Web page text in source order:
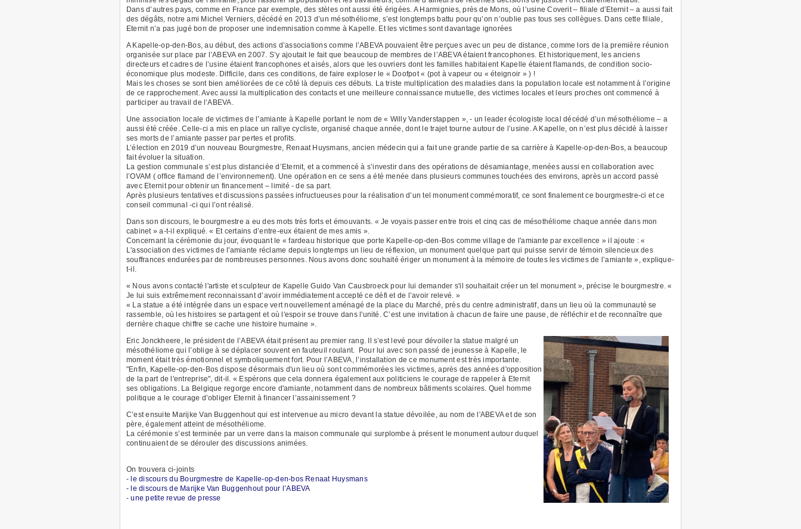
Dans d’autres pays, comme en France par exemple, des stèles ont aussi été érigées. A Harmignies, près de Mons, où l’usine Coverit – filiale d’Eternit – a aussi fait
des dégâts, notre ami Michel Verniers, décédé en 2013 d’un mésothéliome, s’est longtemps battu pour qu’on n’oublie pas tous ses collègues. Dans cette filiale,
Eternit n’a pas jugé bon de proposer une indemnisation comme à Kapelle. Et les victimes sont davantage ignorées
A Kapelle-op-den-Bos, au début, des actions d’associations comme l’ABEVA pouvaient être perçues avec un peu de distance, comme lors de la première réunion
organisée sur place par l’ABEVA en 2007. S’y ajoutait le fait que beaucoup de membres de l’ABEVA étaient francophones. Et historiquement, les anciens
directeurs et cadres de l’usine étaient francophones et aisés, alors que les ouvriers dont les familles habitaient Kapelle étaient flamands, de condition socio-
économique plus modeste. Difficile, dans ces conditions, de faire exploser le « Doofpot « (pot à vapeur ou « éteignoir » ) !
Mais les choses se sont bien améliorées de ce côté là depuis ces débuts. La triste multiplication des maladies dans la population locale est notamment à l’origine
de ce rapprochement. Avec aussi la multiplication des contacts et une meilleure connaissance mutuelle, des victimes locales et leurs proches ont commencé à
participer au travail de l’ABEVA.
Une association locale de victimes de l’amiante à Kapelle portant le nom de « Willy Vanderstappen », - un leader écologiste local décédé d’un mésothéliome – a
aussi été créée. Celle-ci a mis en place un rallye cycliste, organisé chaque année, dont le trajet tourne autour de l’usine. A Kapelle, on n’est plus décidé à laisser
ses morts de l’amiante passer par pertes et profits.
L’élection en 2019 d’un nouveau Bourgmestre, Renaat Huysmans, ancien médecin qui a fait une grande partie de sa carrière à Kapelle-op-den-Bos, a beaucoup
fait évoluer la situation.
La gestion communale s’est plus distanciée d’Eternit, et a commencé à s’investir dans des opérations de désamiantage, menées aussi en collaboration avec
l’OVAM ( office flamand de l’environnement). Une opération en ce sens a été menée dans plusieurs communes touchées des environs, après un accord passé
avec Eternit pour obtenir un financement – limité - de sa part.
Après plusieurs tentatives et discussions passées infructueuses pour la réalisation d’un tel monument commémoratif, ce sont finalement ce bourgmestre-ci et ce
conseil communal -ci qui l’ont réalisé.
Dans son discours, le bourgmestre a eu des mots très forts et émouvants. « Je voyais passer entre trois et cinq cas de mésothéliome chaque année dans mon
cabinet » a-t-il expliqué. « Et certains d’entre-eux étaient de mes amis ».
Concernant la cérémonie du jour, évoquant le « fardeau historique que porte Kapelle-op-den-Bos comme village de l'amiante par excellence » il ajoute : «
L'association des victimes de l'amiante réclame depuis longtemps un lieu de réflexion, un monument quelque part qui puisse servir de témoin silencieux des
souffrances endurées par de nombreuses personnes. Nous avons donc souhaité ériger un monument à la mémoire de toutes les victimes de l’amiante », explique-
t-il.
« Nous avons contacté l'artiste et sculpteur de Kapelle Guido Van Causbroeck pour lui demander s'il souhaitait créer un tel monument », précise le bourgmestre. «
Je lui suis extrêmement reconnaissant d’avoir immédiatement accepté ce défi et de l’avoir relevé. »
« La statue a été intégrée dans un espace vert nouvellement aménagé de la place du Marché, près du centre administratif, dans un lieu où la communauté se
rassemble, où les histoires se partagent et où l'espoir se trouve dans l'unité. C’est une invitation à chacun de faire une pause, de réfléchir et de reconnaître que
derrière chaque chiffre se cache une histoire humaine ».
Eric Jonckheere, le président de l’ABEVA était présent au premier rang. Il s’est levé pour dévoiler la statue malgré un
mésothéliome qui l’oblige à se déplacer souvent en fauteuil roulant. Pour lui avec son passé de jeunesse à Kapelle, le
moment était très émotionnel et symboliquement fort. Pour l’ABEVA, l’installation de ce monument est très importante.
"Enfin, Kapelle-op-den-Bos dispose désormais d'un lieu où sont commémorées les victimes, après des années d'opposition
de la part de l'entreprise", dit-il. « Espérons que cela donnera également aux politiciens le courage de rappeler à Eternit
ses obligations. La Belgique regorge encore d'amiante, notamment dans de nombreux bâtiments scolaires. Quel homme
politique a le courage d’obliger Eternit à financer l’assainissement ?
C’est ensuite Marijke Van Buggenhout qui est intervenue au micro devant la statue dévoilée, au nom de l'ABEVA et de son
père, également atteint de mésothéliome.
La cérémonie s’est terminée par un verre dans la maison communale qui surplombe à présent le monument autour duquel
continuaient de se dérouler des discussions animées.
On trouvera ci-joints
-le discours du Bourgmestre de Kapelle-op-den-bos Renaat Huysmans
- le discours de Marijke Van Buggenhout pour l’ABEVA
-une petite revue de presse